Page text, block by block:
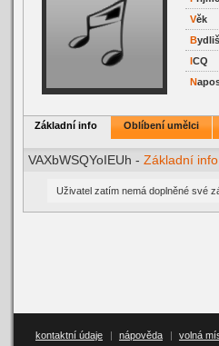
Věk
B
ICQ
N
Základní info Oblíbení umělci
VAXbWSQYoIEUh - Základní info
Uživatel zatím nemá doplněné své
kontaktní údaje | nápověda | volná